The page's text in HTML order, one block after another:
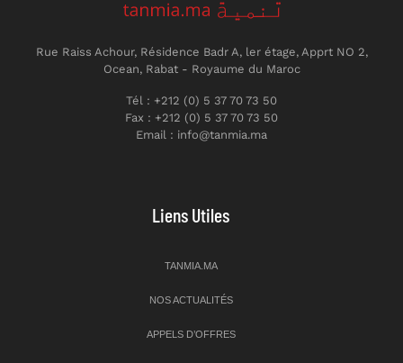
Rue Raiss Achour, Résidence Badr A, ler étage, Apprt NO 2,
Ocean, Rabat - Royaume du Maroc
Tél : +212 (0) 5 37 70 73 50
Fax : +212 (0) 5 37 70 73 50
Email : info@tanmia.ma
Liens Utiles
TANMIA.MA
NOS ACTUALITÉS
APPELS D’OFFRES